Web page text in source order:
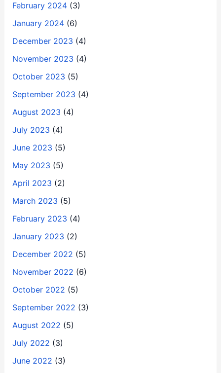
February 2024(3)
January 2024(6)
December 2023 (4)
November 2023 (4)
October 2023 (5)
September 2023 (4)
August 2023 (4)
July 2023 (4)
June 2023 (5)
May 2023 (5)
April 2023 (2)
March 2023 (5)
February 2023 (4)
January 2023 (2)
December 2022 (5)
November 2022 (6)
October 2022 (5)
September 2022 (3)
August 2022 (5)
July 2022 (3)
June 2022 (3)